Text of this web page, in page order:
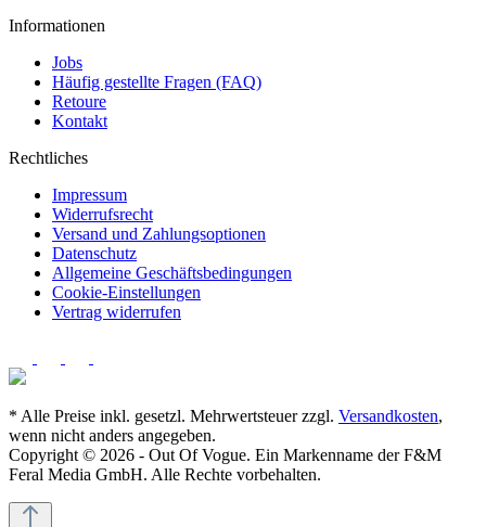
Informationen
Jobs
Häufig gestellte Fragen (FAQ)
Retoure
Kontakt
Rechtliches
Impressum
Widerrufsrecht
Versand und Zahlungsoptionen
Datenschutz
Allgemeine Geschäftsbedingungen
Cookie-Einstellungen
Vertrag widerrufen
* Alle Preise inkl. gesetzl. Mehrwertsteuer zzgl. Versandkosten,
wenn nicht anders angegeben.
Copyright © 2026 - Out Of Vogue. Ein Markenname der F&M
Feral Media GmbH. Alle Rechte vorbehalten.